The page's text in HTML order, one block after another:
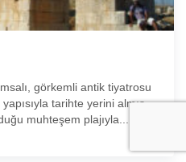
görkemli antik tiyatrosu
tarihte yerini almış
muhteşem plajıyla...